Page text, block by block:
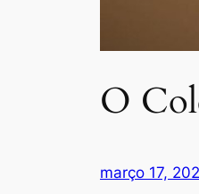
O
março 17,